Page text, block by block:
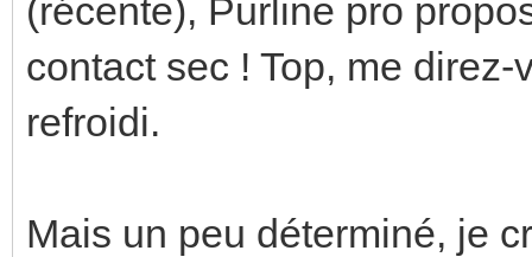
(récente), Purline pro
contact sec ! Top, me
refroidi.
Mais un peu déterminé, je